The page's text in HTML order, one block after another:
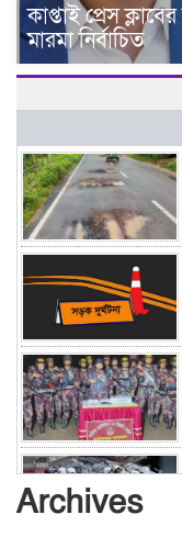
কাপ্তাই প্রেস
মারমা নির্বাচিত
Archives